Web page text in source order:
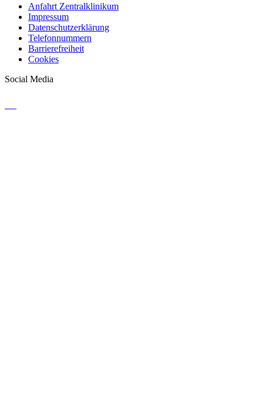
Anfahrt Zentralklinikum
Impressum
Datenschutzerklärung
Telefonnummern
Barrierefreiheit
Cookies
Social Media